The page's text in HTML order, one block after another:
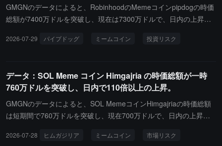
文化、およびローンチプラットフォームのトラフィックを中心に価
格設定を行っていることを反映しています。レポートはまた、Gate
の外部マルチチェーン入口を補完していると考えています。Robinh
発見、取引入口、クロスチェーン能力を通じてエコシステムの外部
資金とユーザーの流入経路を補完します。Gate Alpha はエコシス
テム資産および複数のローンチプラットフォームの発見と取引をサ
ポートし、Gate Wallet、Swap、専門取引および市場モジュールが
依存し、ユーザーは BSC、Ethereum、Base および Robinhood Ch
GMGNのデータによると、RobinhoodのMemeコインpipdogの時価
総額が7400万ドルを突破し、現在は7300万ドルで、日内の上昇幅
場の熱気も急速に変化するため、投資リスクに注意してください。
2026-07-29 パイプドッグ ミームコイン 投資リスク
データ：SOL Meme コイン Himgajria の時価総額が一時
760万ドルを突破し、日内で110倍以上の上昇。
GMGNのデータによると、SOL MemeコインHimgajriaの時価総額
は短期間で760万ドルを突破し、現在700万ドルで、日内の上昇幅
め、市場リスクに注意してください。
2026-07-28 ヒムガジリア ミームコイン 市場リスク